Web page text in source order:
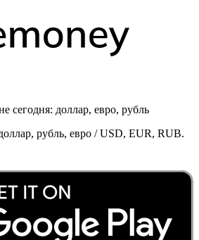
сегодня: доллар, евро, рубль
рубль, евро / USD, EUR, RUB.